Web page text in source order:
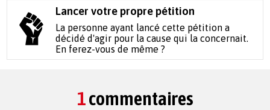
Lancer votre propre pétition
La personne ayant lancé cette pétition a
décidé d'agir pour la cause qui la concernait.
En ferez-vous de même ?
1commentaires